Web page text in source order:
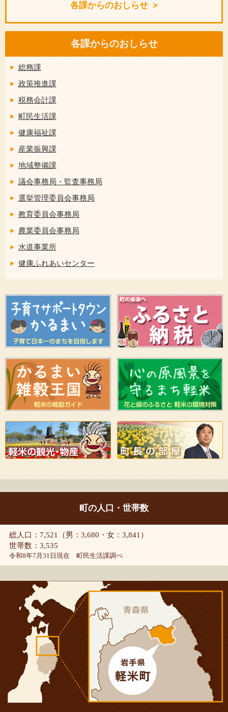
各課からのおしらせ
各課からのおしらせ
総務課
政策推進課
税務会計課
町民生活課
健康福祉課
産業振興課
地域整備課
議会事務局・監査事務局
選挙管理委員会事務局
教育委員会事務局
農業委員会事務局
水道事業所
健康ふれあいセンター
町の人口・世帯数
総人口：7,521（男：3,680・女：3,841）
世帯数：3,535
令和8年7月31日現在 町民生活課調べ